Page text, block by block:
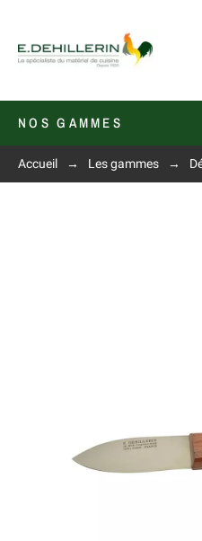
NOS GAMMES
Accueil Les gammes